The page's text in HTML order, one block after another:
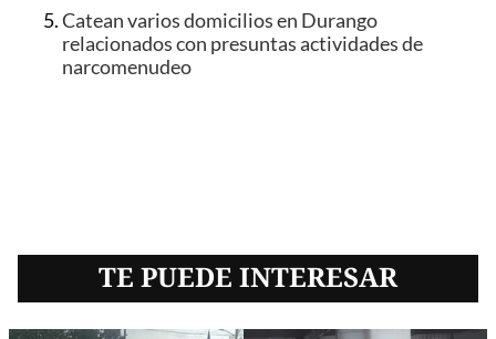
Catean varios domicilios en Durango
relacionados con presuntas actividades de
narcomenudeo
TE PUEDE INTERESAR